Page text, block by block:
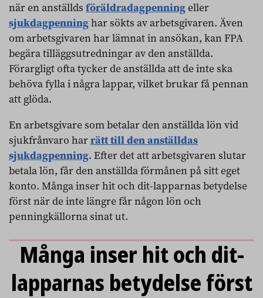
när en anställds föräldradagpenningeller
sjukdagpenninghar sökts av arbetsgivaren. Även
om arbetsgivaren har lämnat in ansökan, kan FPA
begära tilläggsutredningar av den anställda.
Förargligt ofta tycker de anställda att de inte ska
behöva fylla i några lappar, vilket brukar få pennan
att glöda.
En arbetsgivare som betalar den anställda lön vid
sjukfrånvaro harrätt till den anställdas
sjukdagpenning. Efter det att arbetsgivaren slutar
betala lön, får den anställda förmånen på sitt eget
konto. Många inser hit och dit-lapparnas betydelse
först när de inte längre får någon lön och
penningkällorna sinat ut.
Många inser hit och dit-
lapparnas betydelse först